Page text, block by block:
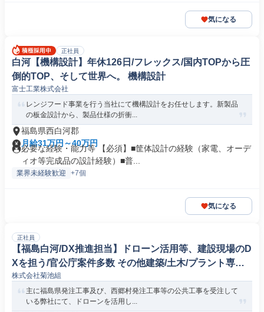
気になる
正社員
白河【機構設計】年休126日/フレックス/国内TOPから圧
倒的TOP、そして世界へ。 機構設計
富士工業株式会社
レンジフード事業を行う当社にて機構設計をお任せします。新製品
の板金設計から、製品仕様の折衝...
福島県西白河郡
月給31万円～40万円
必要な経験・能力等 【必須】■筐体設計の経験（家電、オーデ
ィオ等完成品の設計経験）■普...
業界未経験歓迎 +7個
気になる
正社員
【福島白河/DX推進担当】ドローン活用等、建設現場のD
Xを担う/官公庁案件多数 その他建築/土木/プラント専門
職
株式会社菊池組
主に福島県発注工事及び、西郷村発注工事等の公共工事を受注して
いる弊社にて、ドローンを活用し...